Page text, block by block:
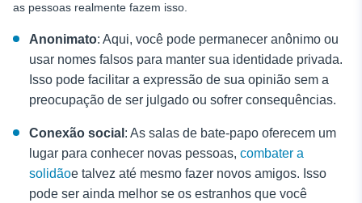
as pessoas realmente fazem isso.
Anonimato: Aqui, você pode permanecer anônimo ou
usar nomes falsos para manter sua identidade privada.
Isso pode facilitar a expressão de sua opinião sem a
preocupação de ser julgado ou sofrer consequências.
Conexão social : As salas de bate-papo oferecem um
lugar para conhecer novas pessoas, combater a
solidãoe talvez até mesmo fazer novos amigos. Isso
pode ser ainda melhor se os estranhos que você